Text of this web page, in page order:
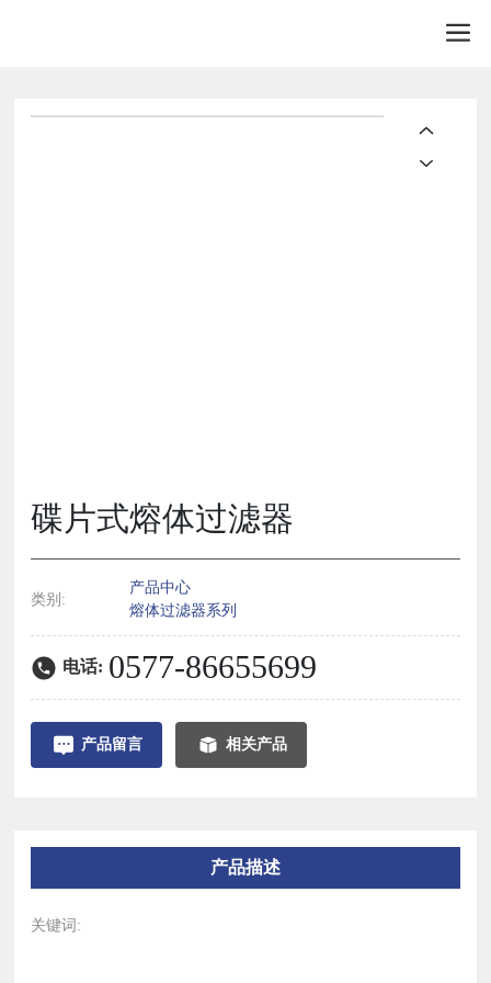
碟片式熔体过滤器
类别:
产品中心
熔体过滤器系列
电话: 0577-86655699
产品留言 相关产品
产品描述
关键词: